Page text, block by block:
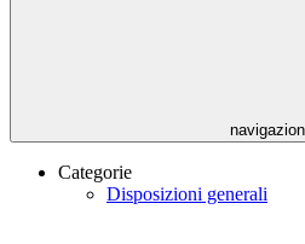
Categorie
Disposizioni generali